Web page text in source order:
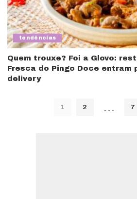
tendências
Quem trouxe? Foi a Glovo:
Fresca do Pingo Doce entram
delivery
1 2 … 7